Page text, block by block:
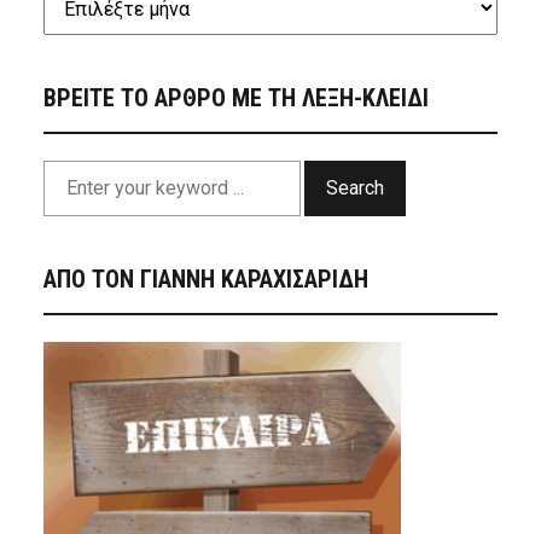
ΒΡΕΙΤΕ ΤΟ ΑΡΘΡΟ ΜΕ ΤΗ ΛΕΞΗ-ΚΛΕΙΔΙ
Search
ΑΠΟ ΤΟΝ ΓΙΑΝΝΗ ΚΑΡΑΧΙΣΑΡΙΔΗ